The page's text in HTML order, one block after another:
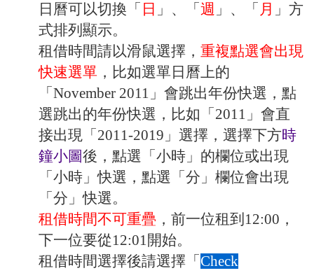
日曆可以切換「 日 」、「 週 」、「 月 」方
式排列顯示。
租借時間請以滑鼠選擇， 重複點選會出現
快速選單 ，比如選單日曆上的
「November 2011」會跳出年份快選，點
選跳出的年份快選，比如「2011」會直
接出現「2011-2019」選擇，選擇下方時
鐘小圖後，點選「小時」的欄位或出現
「小時」快選，點選「分」欄位會出現
「分」快選。
租借時間不可重疊 ，前一位租到12:00，
下一位要從12:01開始。
租借時間選擇後請選擇「 Check